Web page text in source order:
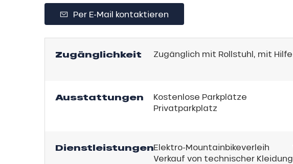
Per E-Mail kontaktieren
Zugänglichkeit Zugänglich mit Rollstuhl, mit Hilfe
Ausstattungen
Kostenlose Parkplätze
Privatparkplatz
DienstleistungenElektro-Mountainbikeverleih
Verkauf von technischer Kleidung